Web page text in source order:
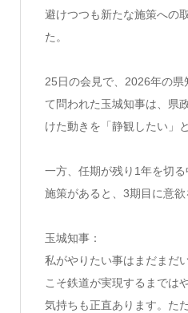
避けつつも新たな施策への
た。
25日の会見で、2026年の県
て問われた玉城知事は、県
けた動きを「静観したい」
一方、任期が残り1年を切
施策があると、3期目に意欲
玉城知事：
私がやりたい事はまだまだ
こそ鉄道が実現するまでは
気持ちも正直あります。た